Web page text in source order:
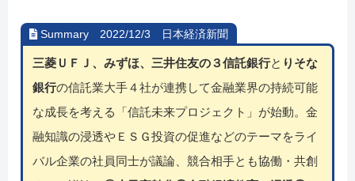
Summary 2022/12/3 日本経済新聞
三菱ＵＦＪ、みずほ、三井住友の３信託銀行と りそな
銀行の信託業大手４社が連携して金融業界の持続可能
な成長を考える「信託未来プロジェクト」が始動。金
融知識の浸透やＥＳＧ投資の促進などのテーマをライ
バル企業の社員同士が議論、競合相手とも協働・共創